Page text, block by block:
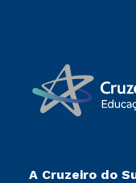
A Cruzeiro do